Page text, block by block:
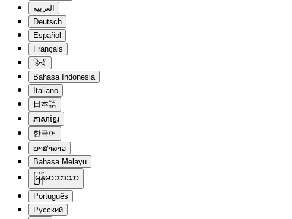
العربية
Deutsch
Español
Français
हिन्दी
Bahasa Indonesia
Italiano
日本語
ភាសាខ្មែរ
한국어
ພາສາລາວ
Bahasa Melayu
မြန်မာဘာသာ
Português
Русский